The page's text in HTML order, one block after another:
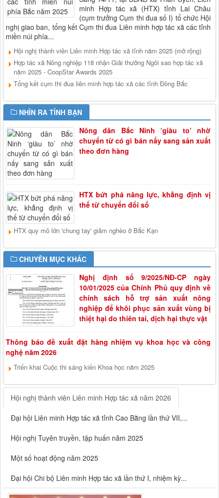
minh Hợp tác xã (HTX) tỉnh Lai Châu
(cụm trưởng Cụm thi đua số I) tổ chức Hội
nghị giao ban, tổng kết Cụm thi đua Liên minh hợp tác xã các tỉnh
miền núi phía...
Hội nghị thành viên Liên minh Hợp tác xã tỉnh năm 2025 (mở rộng)
Hợp tác xã Nông nghiệp 118 nhận Giải thưởng Ngôi sao hợp tác xã
năm 2025 - CoopStar Awards 2025
Tổng kết cụm thi đua liên minh hợp tác xã các tỉnh Đông Bắc
NHÌN RA TỈNH BẠN
Nông dân Bắc Ninh ‘giàu to’ nhờ
chuyển từ có gì bán nấy sang sản xuất
theo đơn hàng
HTX bứt phá năng lực, khẳng định vị
thế từ chuyển đổi số
HTX quy mô lớn 'chung tay' giảm nghèo ở Bắc Kạn
CHUYÊN MỤC KHÁC
Nghị định số 9/2025/NĐ-CP ngày
10/01/2025 của Chính Phủ quy định về
chính sách hỗ trợ sản xuất nông
nghiệp để khôi phục sản xuất vùng bị
thiệt hại do thiên tai, dịch hại thực vật
Thông báo đề xuất đặt hàng nhiệm vụ khoa học và công
nghệ năm 2026
Triển khai Cuộc thi sáng kiến Khoa học năm 2025
Hội nghị thành viên Liên minh Hợp tác xã năm 2026
Đại hội Liên minh Hợp tác xã tỉnh Cao Bằng lần thứ VII,...
Hội nghị Tuyên truyền, tập huấn năm 2025
Một số hoạt động năm 2025
Đại hội Chi bộ Liên minh Hợp tác xã lần thứ I, nhiệm kỳ...